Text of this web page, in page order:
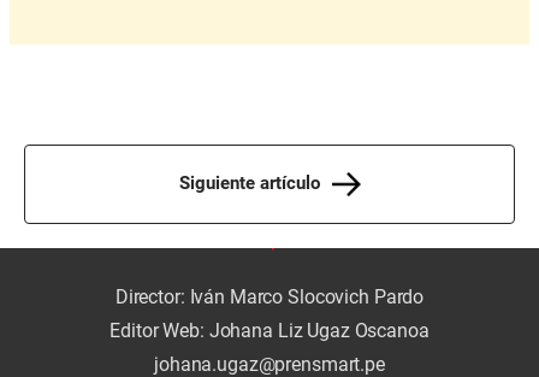
Siguiente artículo
Director: Iván Marco Slocovich Pardo
Editor Web: Johana Liz Ugaz Oscanoa
johana.ugaz@prensmart.pe